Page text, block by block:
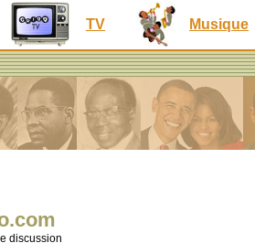
TV Musique
discussion